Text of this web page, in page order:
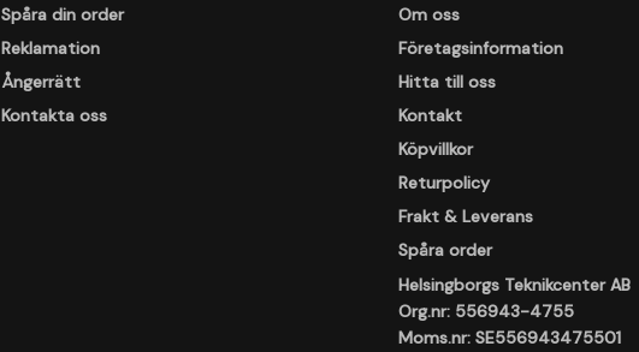
Spåra din order
Reklamation
Ångerrätt
Kontakta oss
Om oss
Företagsinformation
Hitta till oss
Kontakt
Köpvillkor
Returpolicy
Frakt & Leverans
Spåra order
Helsingborgs Teknikcenter AB
Org.nr: 556943-4755
Moms.nr: SE556943475501